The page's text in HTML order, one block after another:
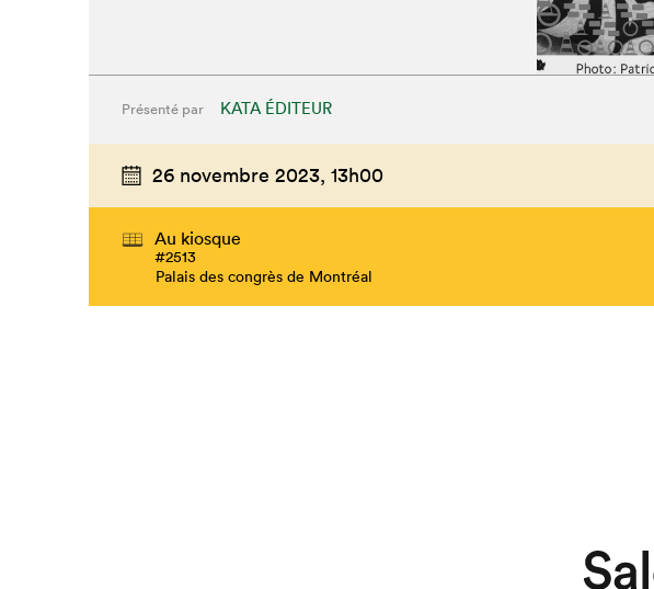
Présenté par KATA ÉDITEUR
26 novembre 2023, 13h00
Au kiosque
#2513
Palais des congrès de Montréal